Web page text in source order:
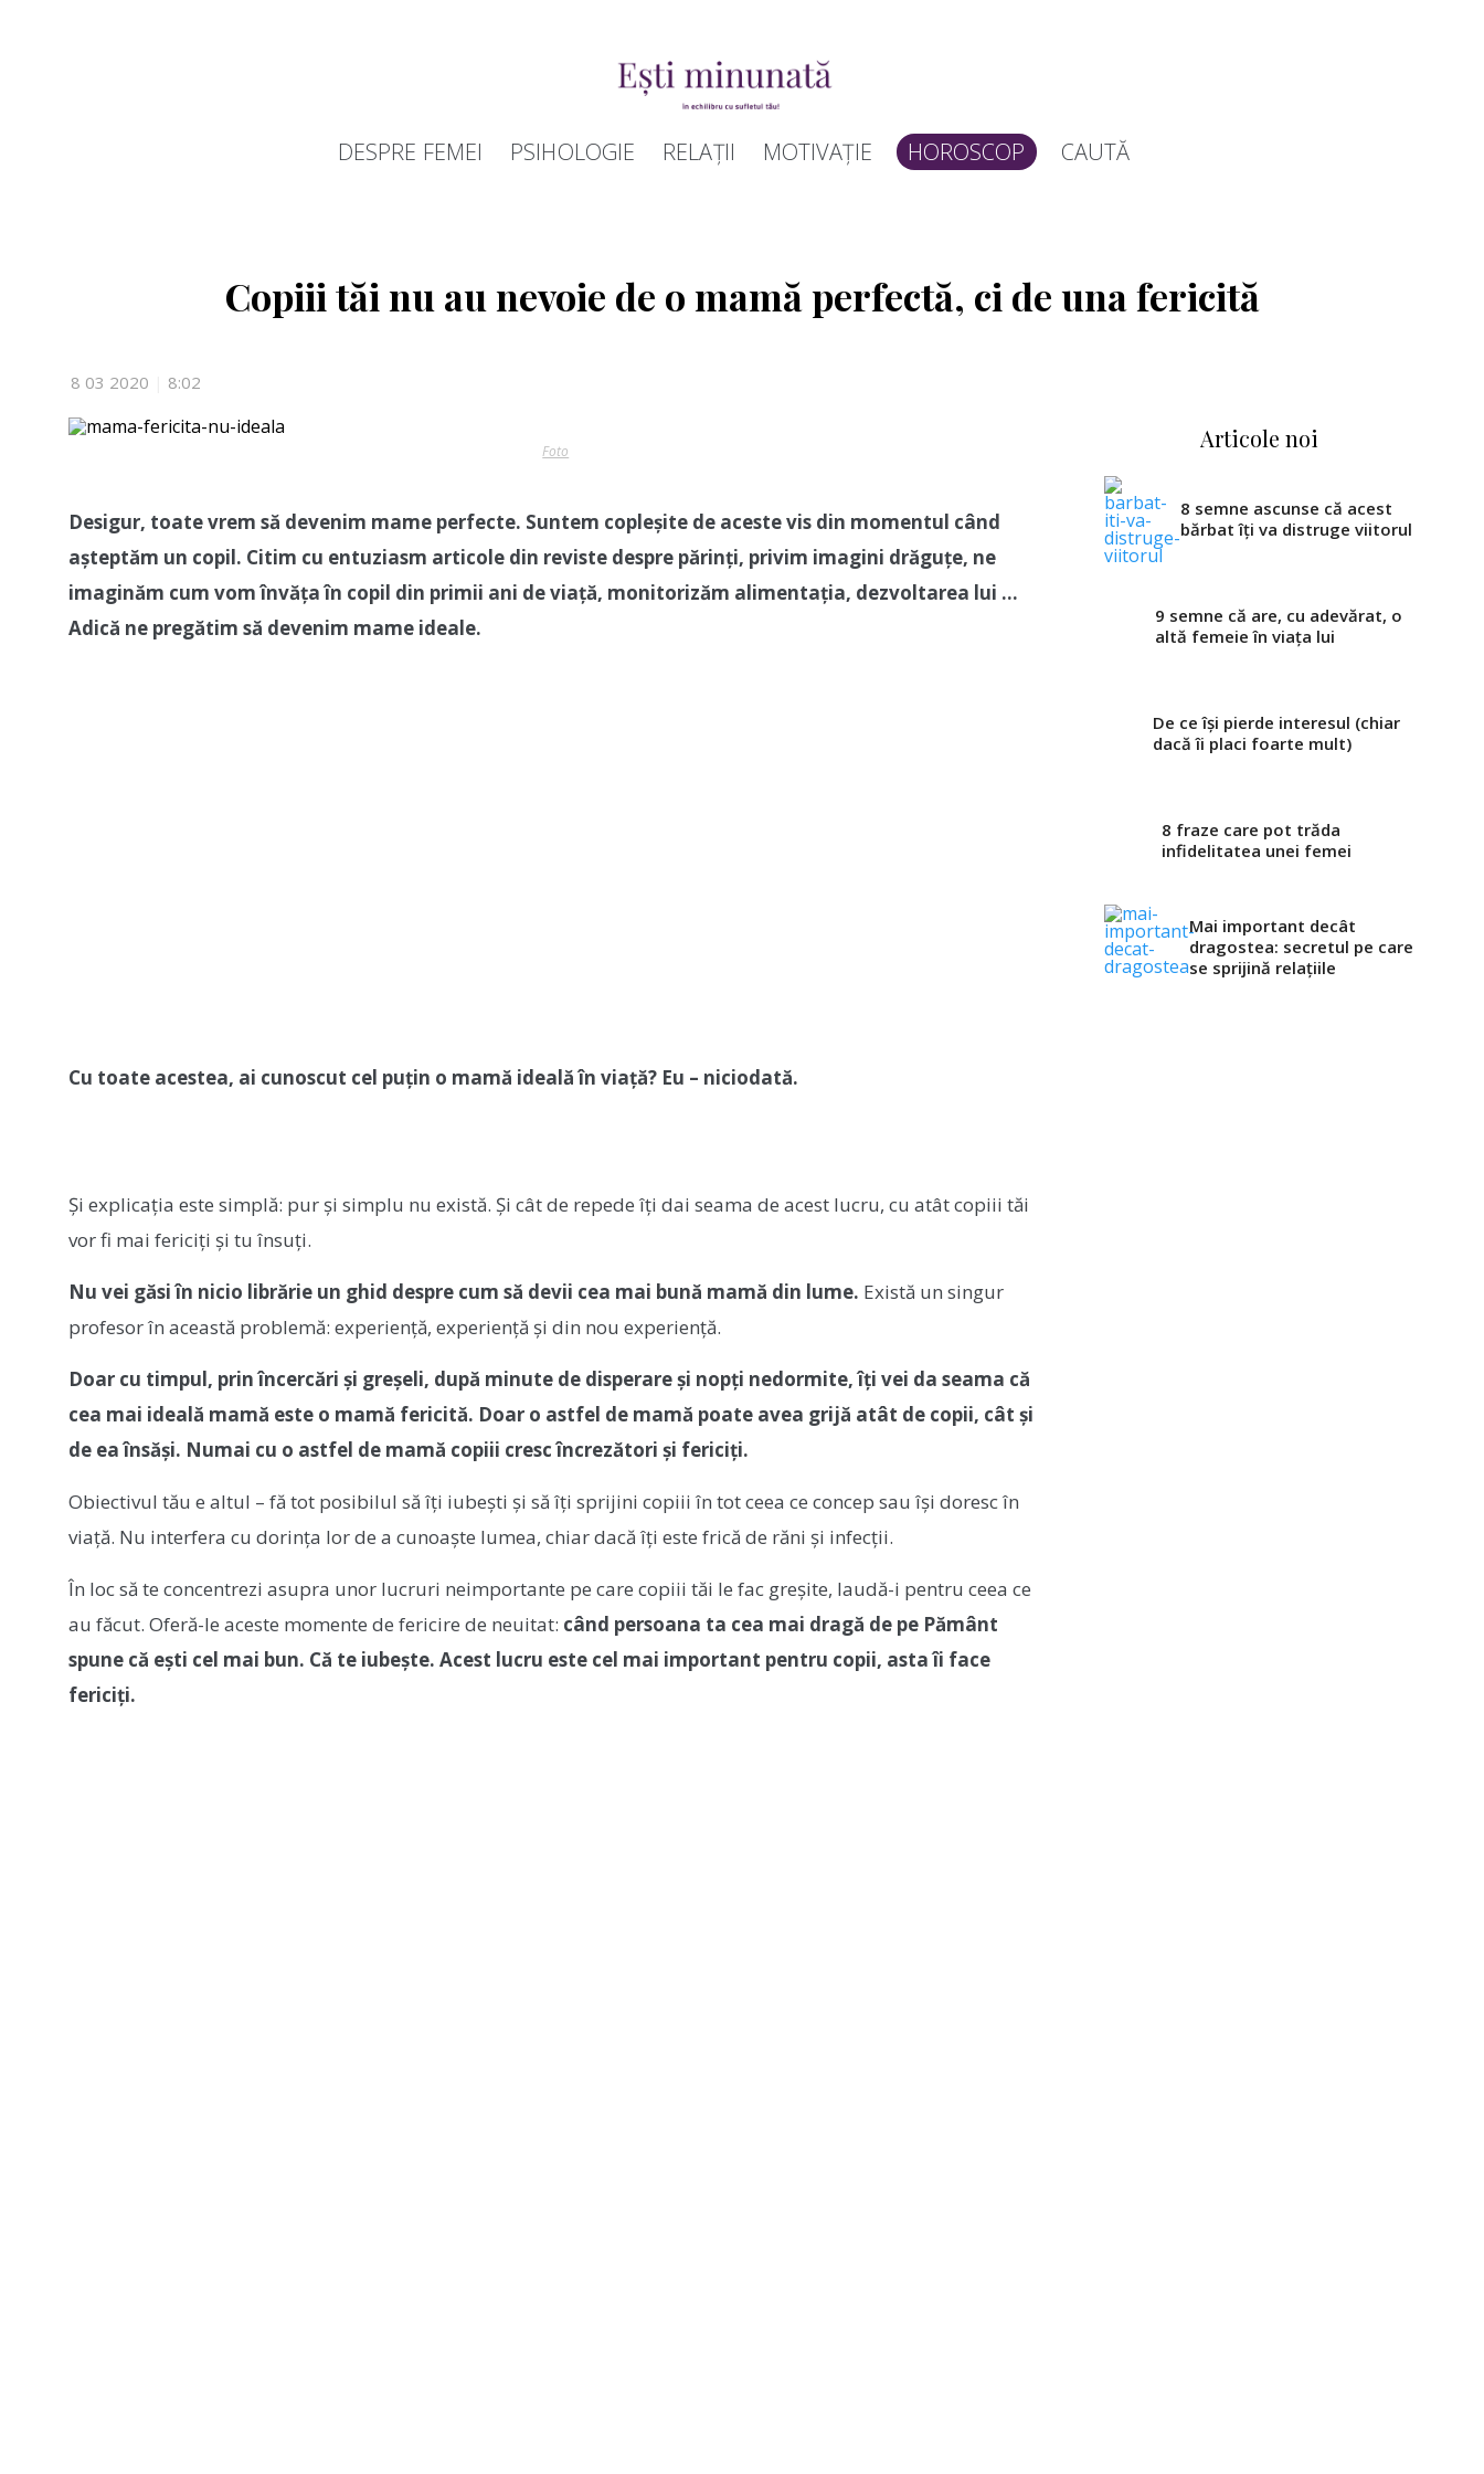
DESPRE FEMEI PSIHOLOGIE RELAȚII MOTIVAȚIE HOROSCOP CAUTĂ
Copiii tăi nu au nevoie de o mamă perfectă, ci de una fericită
8 03 2020 8:02
Foto
Desigur, toate vrem să devenim mame perfecte. Suntem copleșite de aceste vis din momentul când
așteptăm un copil. Citim cu entuziasm articole din reviste despre părinți, privim imagini drăguțe, ne
imaginăm cum vom învăța în copil din primii ani de viață, monitorizăm alimentația, dezvoltarea lui …
Adică ne pregătim să devenim mame ideale.
Cu toate acestea, ai cunoscut cel puțin o mamă ideală în viață? Eu – niciodată.
Și explicația este simplă: pur și simplu nu există. Și cât de repede îți dai seama de acest lucru, cu atât copiii tăi
vor fi mai fericiți și tu însuți.
Nu vei găsi în nicio librărie un ghid despre cum să devii cea mai bună mamă din lume. Există un singur
profesor în această problemă: experiență, experiență și din nou experiență.
Doar cu timpul, prin încercări și greșeli, după minute de disperare și nopți nedormite, îți vei da seama că
cea mai ideală mamă este o mamă fericită. Doar o astfel de mamă poate avea grijă atât de copii, cât și
de ea însăși. Numai cu o astfel de mamă copiii cresc încrezători și fericiți.
Obiectivul tău e altul – fă tot posibilul să îți iubești și să îți sprijini copiii în tot ceea ce concep sau își doresc în
viață. Nu interfera cu dorința lor de a cunoaște lumea, chiar dacă îți este frică de răni și infecții.
În loc să te concentrezi asupra unor lucruri neimportante pe care copiii tăi le fac greșite, laudă-i pentru ceea ce
au făcut. Oferă-le aceste momente de fericire de neuitat: când persoana ta cea mai dragă de pe Pământ
spune că ești cel mai bun. Că te iubește. Acest lucru este cel mai important pentru copii, asta îi face
fericiți.
Articole noi
8 semne ascunse că acest
bărbat îți va distruge viitorul
9 semne că are, cu adevărat, o
altă femeie în viața lui
De ce își pierde interesul (chiar
dacă îi placi foarte mult)
8 fraze care pot trăda
infidelitatea unei femei
Mai important decât
dragostea: secretul pe care
se sprijină relațiile